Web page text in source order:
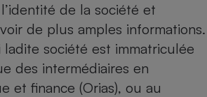
de la société et
de plus amples informations.
ladite société est immatriculée
des intermédiaires en
et finance (Orias), ou au